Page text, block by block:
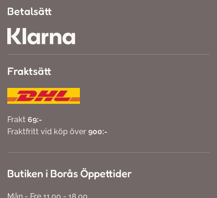
Betalsätt
Fraktsätt
Frakt 69:-
Fraktfritt vid köp över 900:-
Butiken i Borås Öppettider